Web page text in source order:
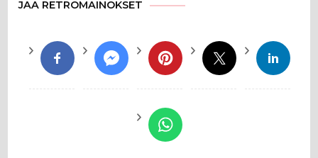
JAA RETROMAINOKSET